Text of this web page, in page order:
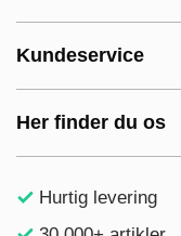
Kundeservice
Her finder du os
Hurtig levering